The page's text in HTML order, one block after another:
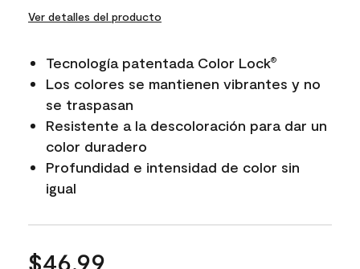
Ver detalles del producto
Tecnología patentada Color Lock®
Los colores se mantienen vibrantes y no
se traspasan
Resistente a la descoloración para dar un
color duradero
Profundidad e intensidad de color sin
igual
$46.99